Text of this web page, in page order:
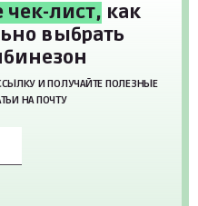
чек-лист, как
выбрать
И ПОЛУЧАЙТЕ ПОЛЕЗНЫЕ
НА ПОЧТУ